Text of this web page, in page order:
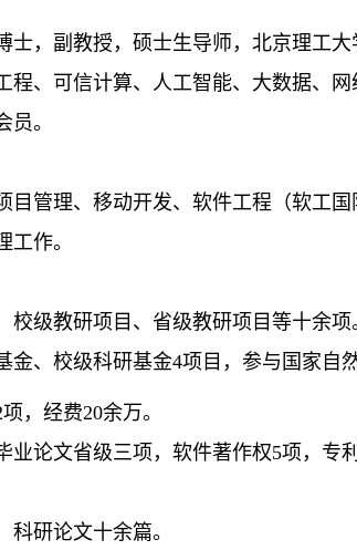
士，副教授，硕士生导师，北京理工
程、可信计算、人工智能、大数据、
员。
目管理、移动开发、软件工程（软工
工作。
校级教研项目、省级教研项目等十余项
金、校级科研基金4项目，参与国家自
，经费20余万。
业论文省级三项，软件著作权5项，专
科研论文十余篇。